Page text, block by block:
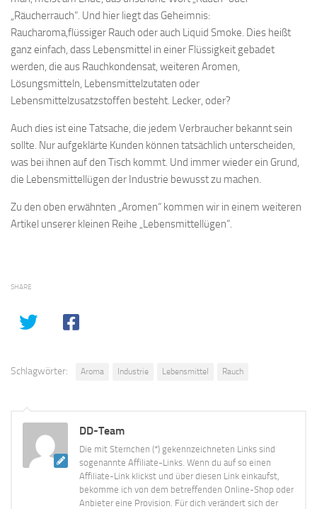
„Räucherrauch“. Und hier liegt das Geheimnis:
Raucharoma,flüssiger Rauch oder auch Liquid Smoke. Dies heißt
ganz einfach, dass Lebensmittel in einer Flüssigkeit gebadet
werden, die aus Rauchkondensat, weiteren Aromen,
Lösungsmitteln, Lebensmittelzutaten oder
Lebensmittelzusatzstoffen besteht. Lecker, oder?
Auch dies ist eine Tatsache, die jedem Verbraucher bekannt sein
sollte. Nur aufgeklärte Kunden können tatsächlich unterscheiden,
was bei ihnen auf den Tisch kommt. Und immer wieder ein Grund,
die Lebensmittellügen der Industrie bewusst zu machen.
Zu den oben erwähnten „Aromen“ kommen wir in einem weiteren
Artikel unserer kleinen Reihe „Lebensmittellügen“.
SHARE
Schlagwörter: Aroma Industrie Lebensmittel Rauch
DD-Team
Die mit Sternchen (*) gekennzeichneten Links sind
sogenannte Affiliate-Links. Wenn du auf so einen
Affiliate-Link klickst und über diesen Link einkaufst,
bekomme ich von dem betreffenden Online-Shop oder
Anbieter eine Provision. Für dich verändert sich der